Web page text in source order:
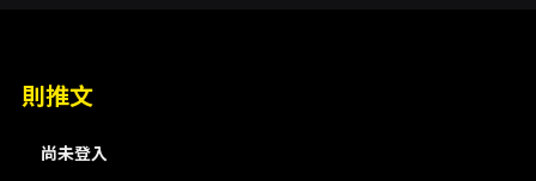
讓聽眾能同時體驗熟悉主題的旋律性與探究新聲
響的好奇心。 對一般觀眾而言，這場演出是一個
可辨識的旋律與實驗性的音樂語彙，既有「可以
則推文
尚未登入